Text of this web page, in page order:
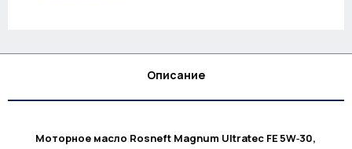
Описание
Моторное масло Rosneft Magnum Ultratec FE 5W‑30,